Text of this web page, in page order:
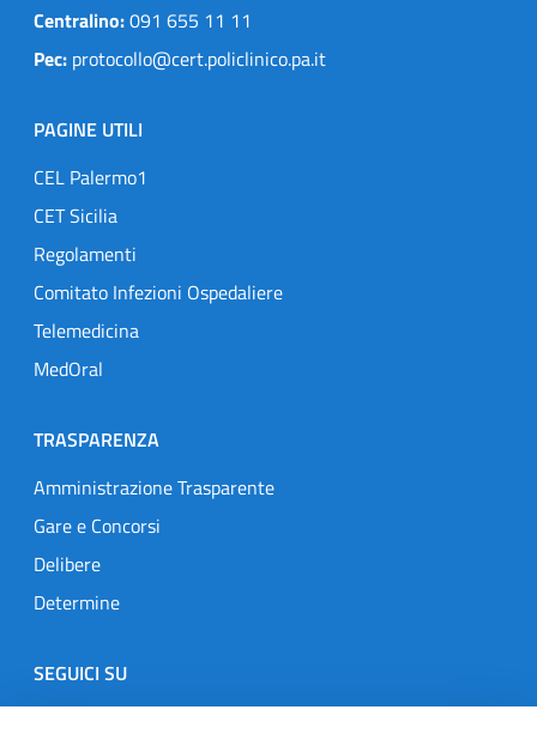
Centralino:091 655 11 11
Pec: protocollo@cert.policlinico.pa.it
PAGINE UTILI
CEL Palermo1
CET Sicilia
Regolamenti
Comitato Infezioni Ospedaliere
Telemedicina
MedOral
TRASPARENZA
Amministrazione Trasparente
Gare e Concorsi
Delibere
Determine
SEGUICI SU
Designers Italia
TwitterInstagramYoutubeLinkedin